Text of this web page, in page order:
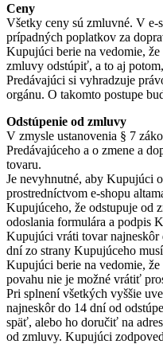
Ceny
Všetky ceny sú zmluvné. V e-
prípadných poplatkov za
Kupujúci berie na vedomie,
zmluvy odstúpiť, a to aj
Predávajúci si vyhradzuje
orgánu. O takomto postupe
Odstúpenie od zmluvy
V zmysle ustanovenia § 7
Predávajúceho a o zmene a
tovaru.
Je nevyhnutné, aby Kupujúci
prostredníctvom e-shopu
Kupujúceho, že odstupuje od
odoslania formulára a podpis
Kupujúci vráti tovar najneskôr
dní zo strany Kupujúceho
Kupujúci berie na vedomie,
povahu nie je možné vrátiť
Pri splnení všetkých vyššie
najneskôr do 14 dní od
späť, alebo ho doručiť na
od zmluvy. Kupujúci